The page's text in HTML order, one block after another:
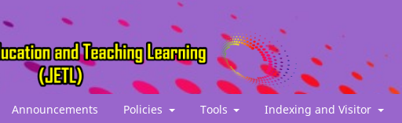
Announcements Policies Tools Indexing and Visitor